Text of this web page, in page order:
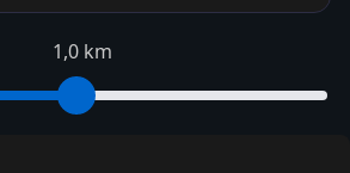
1,0 km